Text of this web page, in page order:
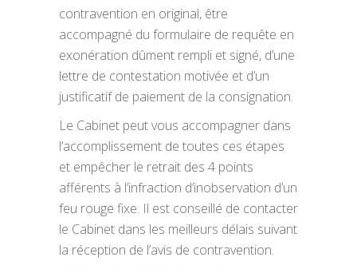
contravention en original, être
accompagné du formulaire de requête en
exonération dûment rempli et signé, d’une
lettre de contestation motivée et d’un
justificatif de paiement de la consignation.
Le Cabinet peut vous accompagner dans
l’accomplissement de toutes ces étapes
et empêcher le retrait des 4 points
afférents à l’infraction d’inobservation d’un
feu rouge fixe. Il est conseillé de contacter
le Cabinet dans les meilleurs délais suivant
la réception de l’avis de contravention.